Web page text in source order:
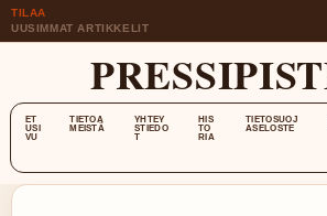
TILAA
UUSIMMAT ARTIKKELIT
ET
USI
VU
TIETOA
MEISTÄ
YHTEY
STIEDO
T
HIS
TO
RIA
TIETOSUOJ
ASELOSTE